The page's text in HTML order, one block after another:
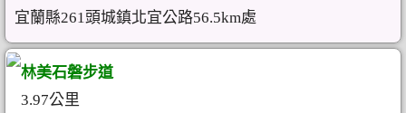
宜蘭縣261頭城鎮北宜公路56.5km處
林美石磐步道
3.97公里